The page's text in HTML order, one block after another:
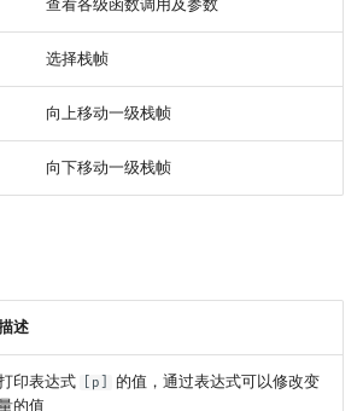
查看各级函数调用及参数
选择栈帧
向上移动一级栈帧
向下移动一级栈帧
述
印表达式 [p]
的值，通过表达式可以修改变
的值